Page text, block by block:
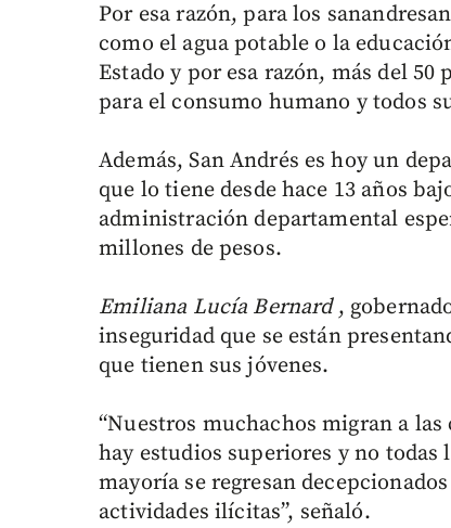
Por esa razón, para los
como el agua potable o la
Estado y por esa razón, más del
para el consumo humano y todos
Además, San Andrés es hoy un
que lo tiene desde hace 13 años
administración departamental
millones de pesos.
Emiliana Lucía Bernard,
inseguridad que se están
que tienen sus jóvenes.
“Nuestros muchachos migran a
hay estudios superiores y no
mayoría se regresan
actividades ilícitas”, señaló.